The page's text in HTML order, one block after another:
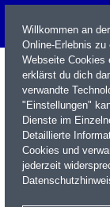
Name / WKN / ISIN /
Willkommen an
Online-Erlebnis zu
Webseite Cookies
erklärst du dich
verwandte
"Einstellungen"
Dienste im
Detaillierte
Cookies und
jederzeit